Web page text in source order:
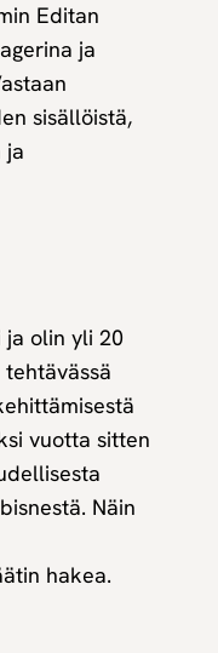
Editan
ja
sisällöistä,
ja
olin yli 20
vuotta sitten
Näin
hakea.